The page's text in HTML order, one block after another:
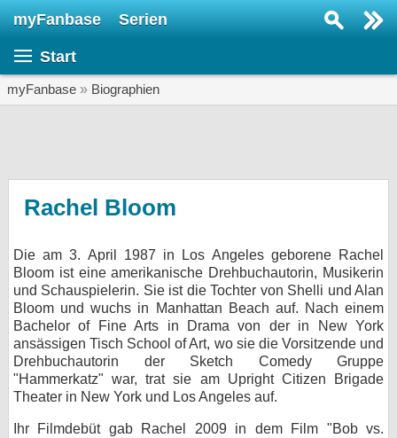
myFanbase Serien
Start
myFanbase » Biographien
Rachel Bloom
Die am 3. April 1987 in Los Angeles geborene Rachel
Bloom ist eine amerikanische Drehbuchautorin, Musikerin
und Schauspielerin. Sie ist die Tochter von Shelli und Alan
Bloom und wuchs in Manhattan Beach auf. Nach einem
Bachelor of Fine Arts in Drama von der in New York
ansässigen Tisch School of Art, wo sie die Vorsitzende und
Drehbuchautorin der Sketch Comedy Gruppe
"Hammerkatz" war, trat sie am Upright Citizen Brigade
Theater in New York und Los Angeles auf.
Ihr Filmdebüt gab Rachel 2009 in dem Film "Bob vs.
KULTUR
Specials
SERVICE
Gewinnspiele
Forum
bei X